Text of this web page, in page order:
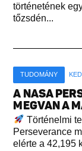
történetének
tőzsdén...
TUDOMÁNY
A NASA
MEGVAN A
Történelmi
Perseverance
elérte a 42,195